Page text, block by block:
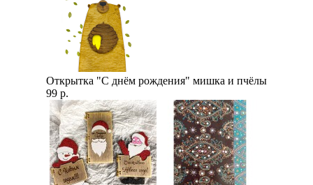
Открытка "С днём рождения" мишка и пчёлы
99 р.